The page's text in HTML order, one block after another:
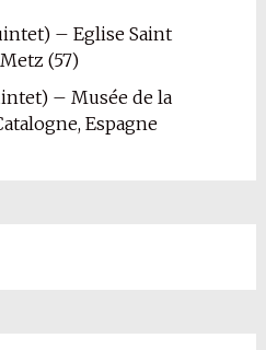
– Eglise Saint
(57)
– Musée de la
Espagne